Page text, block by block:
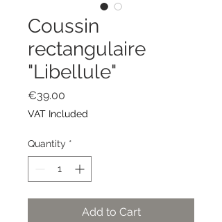
Coussin
rectangulaire
"Libellule"
€39.00
VAT Included
Quantity *
Add to Cart